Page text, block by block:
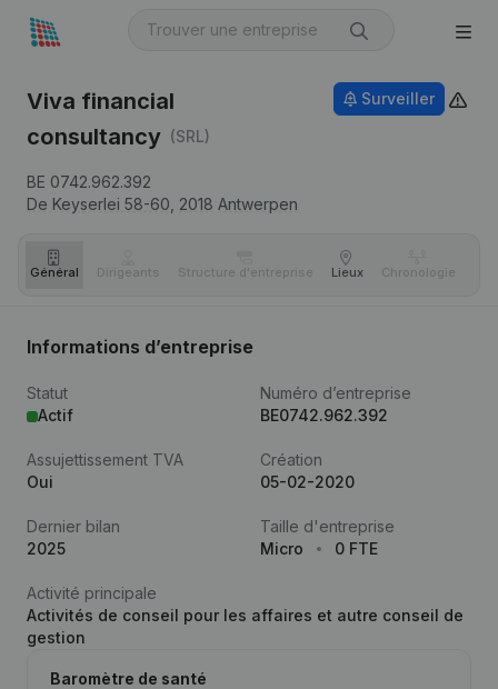
Viva financial
consultancy (SRL)
BE 0742.962.392
De Keyserlei 58-60, 2018 Antwerpen
Surveiller
Général Dirigeants Structure d'entreprise Lieux Chronologie
Informations d’entreprise
Statut
Actif
Numéro d’entreprise
BE0742.962.392
Assujettissement TVA
Oui
Création
05-02-2020
Dernier bilan
2025
Taille d'entreprise
Micro
0 FTE
Activité principale
Activités de conseil pour les affaires et autre conseil de
gestion
Baromètre de santé